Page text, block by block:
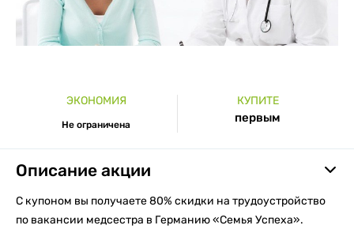
ЭКОНОМИЯ
Не ограничена
КУПИТЕ
первым
Описание акции
С купоном вы получаете 80% скидки на трудоустройство
по вакансии медсестра в Германию «Семья Успеха».